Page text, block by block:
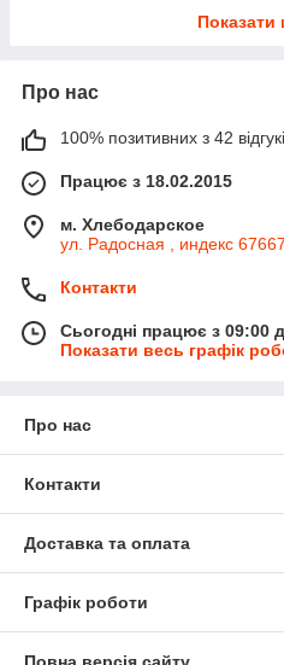
Показати
Про нас
100% позитивних з 42
Працює з 18.02.2015
м. Хлебодарское
ул. Радосная , индекс
Контакти
Сьогодні працює з 09:00
Показати весь графік
Про нас
Контакти
Доставка та оплата
Графік роботи